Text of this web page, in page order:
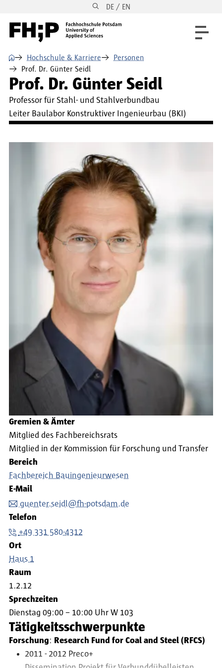
Direkt zur Hauptnavigation DE / EN
⌂ Hochschule & Karriere
Personen
Prof. Dr. Günter Seidl
Prof. Dr. Günter Seidl
Professor für Stahl- und Stahlverbundbau
Leiter Baulabor Konstruktiver Ingenieurbau (BKI)
Gremien & Ämter
Mitglied des Fachbereichsrats
Mitglied in der Kommission für Forschung und Transfer
Bereich
Fachbereich Bauingenieurwesen
E-Mail
guenter.seidl@fh-potsdam.de
Telefon
+49 331 580-4312
Ort
Haus 1
Raum
1.2.12
Sprechzeiten
Dienstag 09:00 – 10:00 Uhr W 103
Tätigkeitsschwerpunkte
Forschung: Research Fund for Coal and Steel (RFCS)
2011 - 2012 Preco+